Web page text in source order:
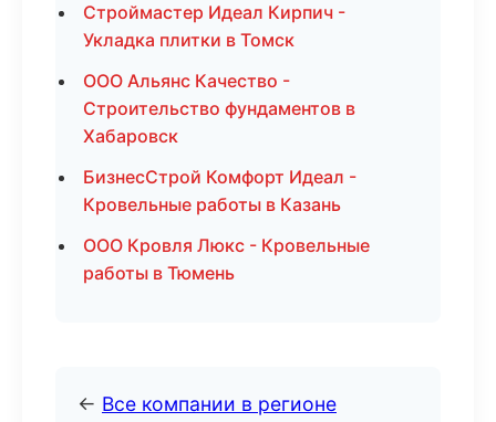
Строймастер Идеал Кирпич -
Укладка плитки в Томск
ООО Альянс Качество -
Строительство фундаментов в
Хабаровск
БизнесСтрой Комфорт Идеал -
Кровельные работы в Казань
ООО Кровля Люкс - Кровельные
работы в Тюмень
← Все компании в регионе